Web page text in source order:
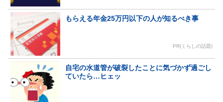
もらえる年金25万円以下の人が知るべき事
PR(くらしの話題)
自宅の水道管が破裂したことに気づかず過ごし
ていたら…ヒェッ